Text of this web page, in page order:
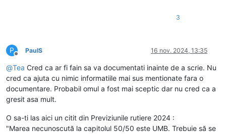
3
P
Deconectat
PaulS 16 nov. 2024, 13:35
@Tea Cred ca ar fi fain sa va documentati inainte de a scrie. Nu
cred ca ajuta cu nimic informatiile mai sus mentionate fara o
documentare. Probabil omul a fost mai sceptic dar nu cred ca a
gresit asa mult.
O sa-ti las aici un citit din Previziunile rutiere 2024 :
"Marea necunoscută la capitolul 50/50 este UMB. Trebuie să se